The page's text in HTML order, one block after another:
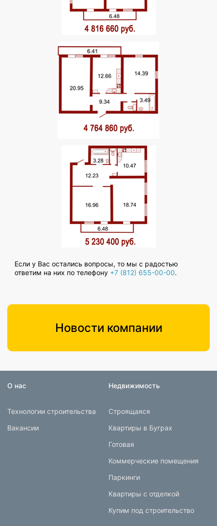
Если у Вас остались вопросы, то мы с радостью
ответим на них по телефону +7 (812) 655-00-00.
Новости компании
О нас
Технологии строительства
Вакансии
Недвижимость
Строящаяся
Квартиры в Буграх
Готовая
Коммерческие помещения
Паркинги
Квартиры с отделкой
Купим под строительство